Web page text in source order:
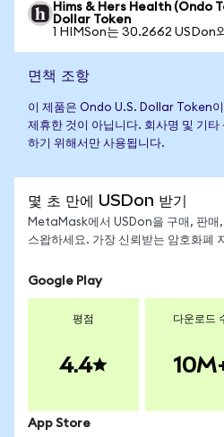
Hims & Hers Health (Ondo
Dollar Token
1 HIMSon는 30.2662 USDon
면책 조항
이 제품은 Ondo U.S. Dollar Token
제휴한 것이 아닙니다. 회사명 및 기타
하기 위해서만 사용됩니다.
몇 초 만에 USDon 받기
MetaMask에서 USDon을 구매, 판매,
스왑하세요. 가장 신뢰받는 암호화폐
Google Play
평점
4.4
다운로드
App Store